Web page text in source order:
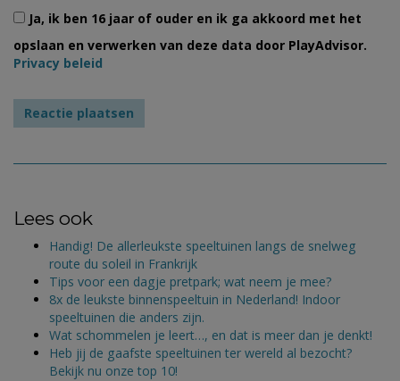
Ja, ik ben 16 jaar of ouder en ik ga akkoord met het
opslaan en verwerken van deze data door PlayAdvisor.
Privacy beleid
Lees ook
Handig! De allerleukste speeltuinen langs de snelweg
route du soleil in Frankrijk
Tips voor een dagje pretpark; wat neem je mee?
8x de leukste binnenspeeltuin in Nederland! Indoor
speeltuinen die anders zijn.
Wat schommelen je leert…, en dat is meer dan je denkt!
Heb jij de gaafste speeltuinen ter wereld al bezocht?
Bekijk nu onze top 10!